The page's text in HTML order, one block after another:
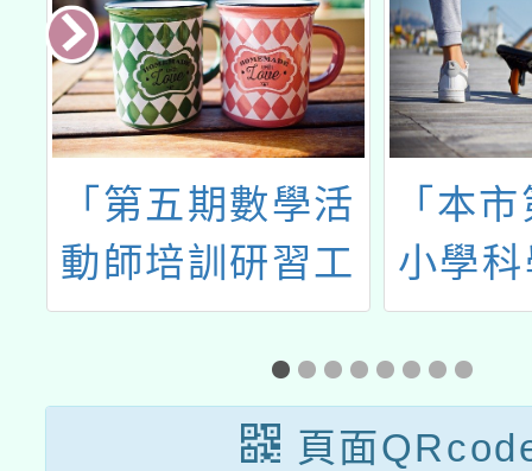
「第五期數學活
動師培訓研習工
作坊」
「本
小學
－指
頁面